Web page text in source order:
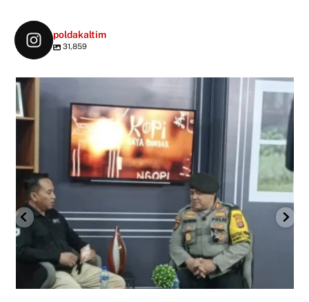
poldakaltim
31,859